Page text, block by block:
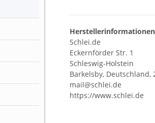
Schlei.de
Eckernförder Str. 1
Schleswig-Holstein
Barkelsby, Deutschland,
mail@schlei.de
https://www.schlei.de